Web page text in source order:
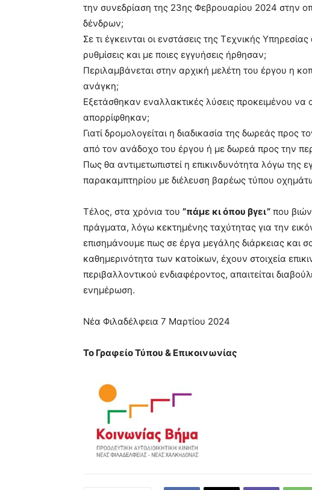
την συνεδρίαση της 23ης Φεβρουαρίου 2024 στην
δένδρων;
Σε τι έγκεινται οι ενστάσεις της Τεχνικής
ρυθμίσεις και με ποιες εγγυήσεις ήρθησαν;
Περιλαμβάνεται στην αρχική μελέτη του έργου η
ανάγκη;
Εξετάσθηκαν εναλλακτικές λύσεις προκειμένου να
απορρίφθηκαν;
Γιατί δρομολογείται η διαδικασία της δωρεάς προς
από τον ανάδοχο του έργου ή με δωρεά προς την
Πως θα αντιμετωπιστεί η επικινδυνότητα λόγω της
παρακαμπτηρίου με διέλευση βαρέως τύπου
Τέλος, στα χρόνια του ”πάμε κι όπου βγει” που
πράγματα, λόγω κεκτημένης ταχύτητας για την
επισημάνουμε πως σε έργα μεγάλης διάρκειας και
καθημερινότητα των κατοίκων, έχουν στοιχεία
περιβαλλοντικού ενδιαφέροντος, απαιτείται
ενημέρωση.
Νέα Φιλαδέλφεια 7 Μαρτίου 2024
Το Γραφείο Τύπου & Επικοινωνίας